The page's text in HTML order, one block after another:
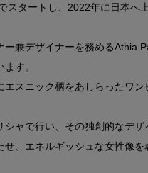
スタートし、2022年に日本へ
ー兼デザイナーを務めるAthia
す。
エスニック柄をあしらったワン
シャで行い、その独創的なデザ
、エネルギッシュな女性像を